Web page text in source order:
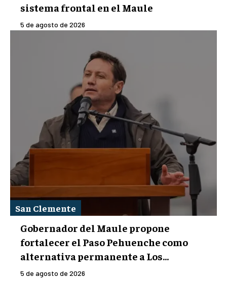
sistema frontal en el Maule
5 de agosto de 2026
San Clemente
Gobernador del Maule propone
fortalecer el Paso Pehuenche como
alternativa permanente a Los...
5 de agosto de 2026